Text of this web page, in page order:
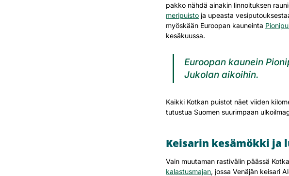
pakko nähdä ainakin linnoituksen
meripuisto ja upeasta
myöskään Euroopan kauneinta
kesäkuussa.
Euroopan kaunein
Jukolan aikoihin.
Kaikki Kotkan puistot näet viiden
tutustua Suomen suurimpaan
Keisarin kesämökki ja
Vain muutaman rastivälin päässä
kalastusmajan, jossa Venäjän keisari